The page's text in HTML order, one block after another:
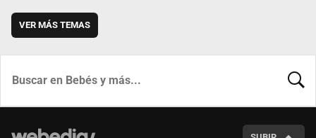
VER MÁS TEMAS